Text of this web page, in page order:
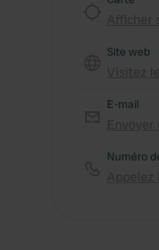
Site web
E-mail
Numéro